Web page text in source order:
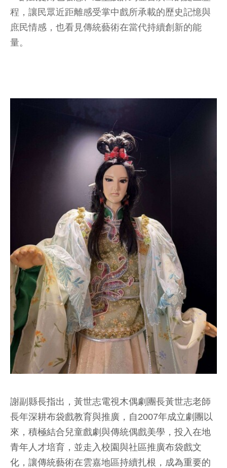
程，讓民眾近距離感受掌中戲所承載的歷史記憶與
庶民情感，也看見傳統藝術在當代持續創新的能
量。
謝副縣長指出，黃世志電視木偶劇團長黃世志老師
長年深耕布袋戲教育與推廣，自2007年成立劇團以
來，積極結合兒童戲劇與傳統偶戲美學，投入在地
青年人才培育，並走入校園與社區推廣布袋戲文
化，讓傳統藝術在雲嘉地區持續扎根，成為重要的